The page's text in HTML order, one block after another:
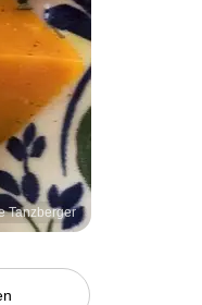
Tanzberger